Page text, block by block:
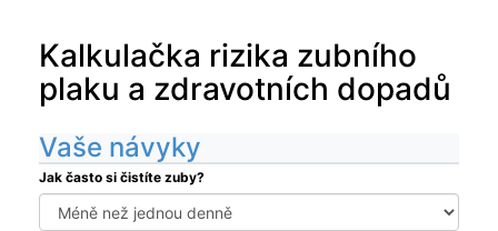
Kalkulačka rizika zubního
plaku a zdravotních dopadů
Vaše návyky
Jak často si čistíte zuby?